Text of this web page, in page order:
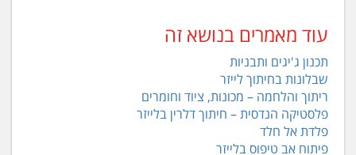
עוד מאמרים בנושא זה
תכנון ג'יגים ותבניות
שבלונות בחיתוך לייזר
ריתוך והלחמה – מכונות, ציוד וחומרים
פלסטיקה הנדסית – חיתוך דלרין בלייזר
פלדת אל חלד
פיתוח אב טיפוס בלייזר